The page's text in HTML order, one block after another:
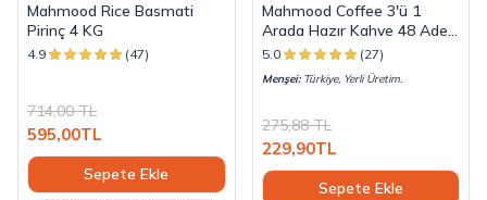
Mahmood Rice Basmati
Pirinç 4 KG
4.9 (47)
714,00TL
595,00TL
Sepete Ekle
Mahmood Coffee 3'ü 1
Arada Hazır Kahve 48 Adet
x 18 G
5.0 (27)
Menşei:Türkiye, Yerli Üretim.
275,88TL
229,90TL
Sepete Ekle